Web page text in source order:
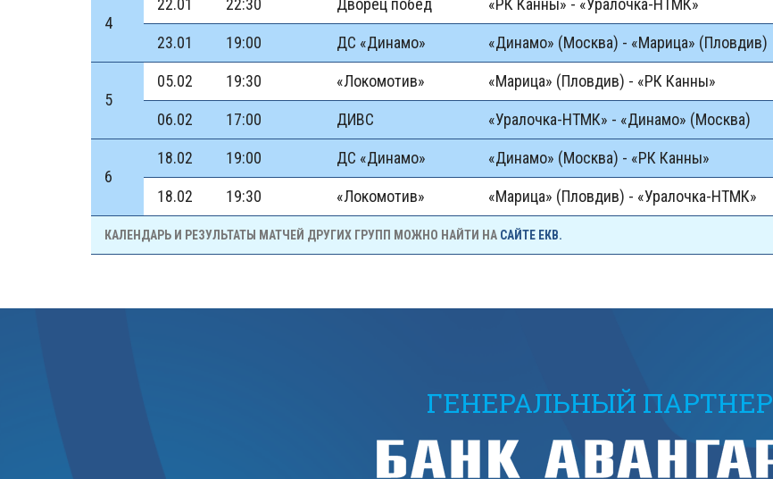
4
22.01 22:30 Дворец побед «РК Канны» - «Уралочка-НТМК»
23.01 19:00 ДС «Динамо» «Динамо» (Москва) - «Марица» (Пловдив)
5
05.02 19:30 «Локомотив» «Марица» (Пловдив) - «РК Канны»
06.02 17:00 ДИВС «Уралочка-НТМК» - «Динамо» (Москва)
6
18.02 19:00 ДС «Динамо» «Динамо» (Москва) - «РК Канны»
18.02 19:30 «Локомотив» «Марица» (Пловдив) - «Уралочка-НТМК»
КАЛЕНДАРЬ И РЕЗУЛЬТАТЫ МАТЧЕЙ ДРУГИХ ГРУПП МОЖНО НАЙТИ НА САЙТЕ ЕКВ.
ГЕНЕРАЛЬНЫЙ ПАРТНЕР